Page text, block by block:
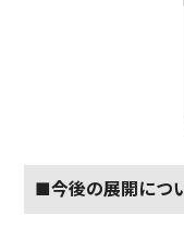
■今後の展開につ